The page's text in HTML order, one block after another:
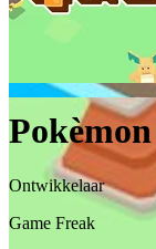
Ontwikkelaar
Game Freak